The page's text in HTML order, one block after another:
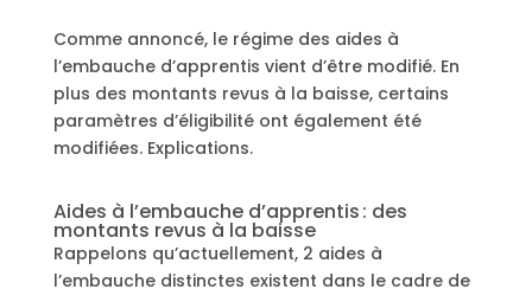
Comme annoncé, le régime des aides à
l’embauche d’apprentis vient d’être modifié. En
plus des montants revus à la baisse, certains
paramètres d’éligibilité ont également été
modifiées. Explications.
Aides à l’embauche d’apprentis : des
montants revus à la baisse
Rappelons qu’actuellement, 2 aides à
l’embauche distinctes existent dans le cadre de